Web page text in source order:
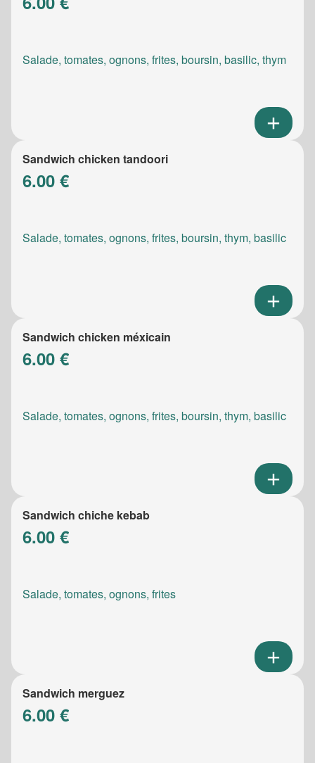
Salade, tomates, ognons, frites, boursin, basilic, thym
Sandwich chicken tandoori
6.00 €
Salade, tomates, ognons, frites, boursin, thym, basilic
Sandwich chicken méxicain
6.00 €
Salade, tomates, ognons, frites, boursin, thym, basilic
Sandwich chiche kebab
6.00 €
Salade, tomates, ognons, frites
Sandwich merguez
6.00 €